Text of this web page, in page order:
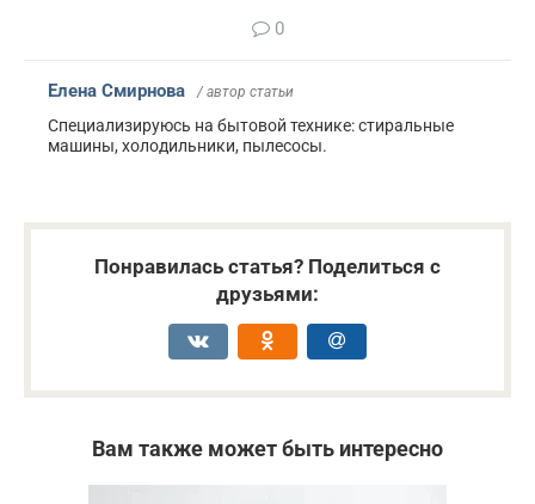
0
Елена Смирнова / автор статьи
Специализируюсь на бытовой технике: стиральные
машины, холодильники, пылесосы.
Понравилась статья? Поделиться с
друзьями:
Вам также может быть интересно